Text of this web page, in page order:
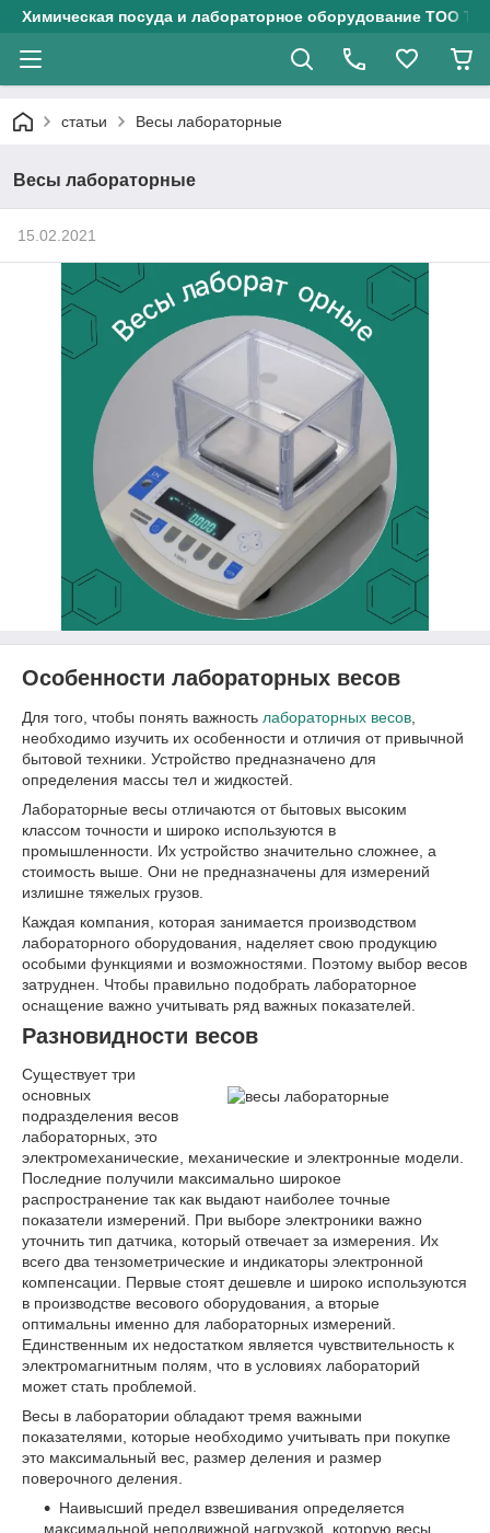
Химическая посуда и лабораторное оборудование ТОО
статьи Весы лабораторные
Весы лабораторные
15.02.2021
Особенности лабораторных весов
Для того, чтобы понять важность лабораторных весов
необходимо изучить их особенности и отличия от привычной
бытовой техники. Устройство предназначено для
определения массы тел и жидкостей.
Лабораторные весы отличаются от бытовых высоким
классом точности и широко используются в
промышленности. Их устройство значительно сложнее, а
стоимость выше. Они не предназначены для измерений
излишне тяжелых грузов.
Каждая компания, которая занимается производством
лабораторного оборудования, наделяет свою продукцию
особыми функциями и возможностями. Поэтому выбор весов
затруднен. Чтобы правильно подобрать лабораторное
оснащение важно учитывать ряд важных показателей.
Разновидности весов
Существует три
основных
подразделения весов
лабораторных, это
электромеханические, механические и электронные модели.
Последние получили максимально широкое
распространение так как выдают наиболее точные
показатели измерений. При выборе электроники важно
уточнить тип датчика, который отвечает за измерения. Их
всего два тензометрические и индикаторы электронной
компенсации. Первые стоят дешевле и широко используются
в производстве весового оборудования, а вторые
оптимальны именно для лабораторных измерений.
Единственным их недостатком является чувствительность к
электромагнитным полям, что в условиях лабораторий
может стать проблемой.
Весы в лаборатории обладают тремя важными
показателями, которые необходимо учитывать при покупке
это максимальный вес, размер деления и размер
поверочного деления.
Наивысший предел взвешивания определяется
максимальной неподвижной нагрузкой, которую весы